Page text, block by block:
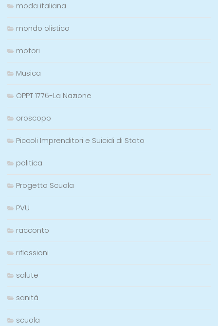
moda italiana
mondo olistico
motori
Musica
OPPT 1776-La Nazione
oroscopo
Piccoli Imprenditori e Suicidi di Stato
politica
Progetto Scuola
PVU
racconto
riflessioni
salute
sanità
scuola